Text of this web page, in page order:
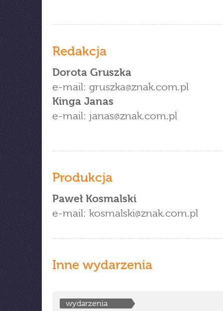
Redakcja
Dorota Gruszka
e-mail: gruszka znak.com.pl
Kinga Janas
e-mail: janas znak.com.pl
Produkcja
Paweł Kosmalski
e-mail: kosmalski znak.com.pl
Inne wydarzenia
wydarzenia